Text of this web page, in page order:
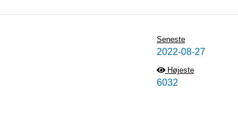
Seneste
2022-08-27
Højeste
6032